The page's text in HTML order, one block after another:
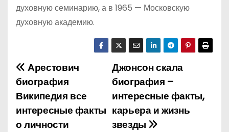
духовную семинарию, а в 1965 — Московскую
духовную академию.
Н
а
в
Джонсон скала
биография –
интересные факты,
карьера и жизнь
звезды
Арестович
биография
Википедия все
интересные факты
о личности